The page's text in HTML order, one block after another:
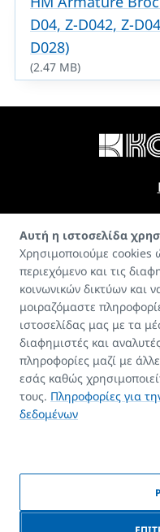
D04, Z-D042, Z-
D028)
(2.47 MB)
© 2026 KORADO |
Συγκατάθεση για
Αυτή η ιστοσελίδα
Χρησιμοποιούμε cookies
περιεχόμενο και τις
κοινωνικών δικτύων και
μοιραζόμαστε
ιστοσελίδας μας με τα
διαφημιστές και
πληροφορίες μαζί με
εσάς καθώς
τους. Πληροφορίες για
δεδομένων